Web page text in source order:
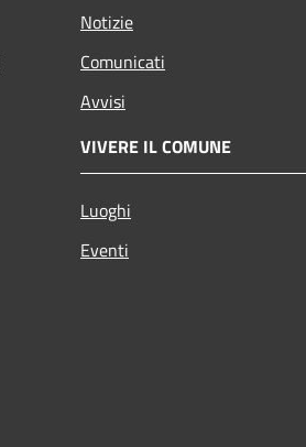
Notizie
Comunicati
Avvisi
VIVERE IL COMUNE
Luoghi
Eventi